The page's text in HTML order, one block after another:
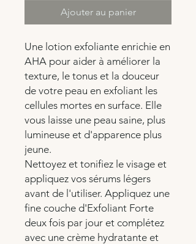
Ajouter au panier
Une lotion exfoliante enrichie en
AHA pour aider à améliorer la
texture, le tonus et la douceur
de votre peau en exfoliant les
cellules mortes en surface. Elle
vous laisse une peau saine, plus
lumineuse et d'apparence plus
jeune.
Nettoyez et tonifiez le visage et
appliquez vos sérums légers
avant de l'utiliser. Appliquez une
fine couche d'Exfoliant Forte
deux fois par jour et complétez
avec une crème hydratante et